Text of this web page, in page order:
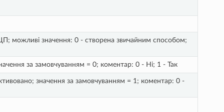
можливі значення: 0 - створена звичайним способом;
за замовчуванням = 0; коментар: 0 - Ні; 1 - Так
значення за замовчуванням = 1; коментар: 0 -